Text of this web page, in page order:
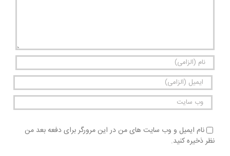
نام ایمیل و وب سایت های من در این مرورگر برای دفعه بعد من
نظر ذخیره کنید.